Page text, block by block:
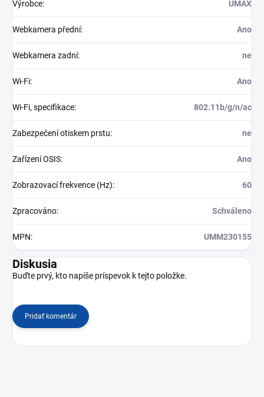
Výrobce: UMAX
Webkamera přední: Ano
Webkamera zadní: ne
Wi-Fi: Ano
Wi-Fi, specifikace: 802.11b/g/n/ac
Zabezpečení otiskem prstu: ne
Zařízení OSIS: Ano
Zobrazovací frekvence (Hz): 60
Zpracováno: Schváleno
MPN: UMM230155
Diskusia
Buďte prvý, kto napíše príspevok k tejto položke.
Pridať komentár